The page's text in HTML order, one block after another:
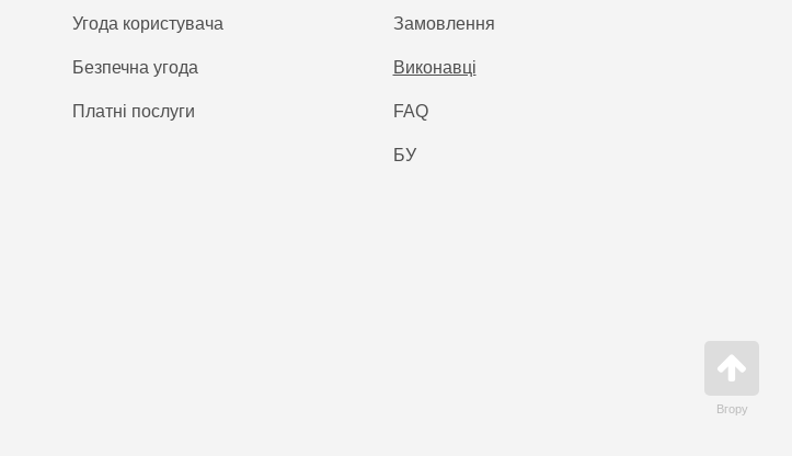
Вгору
Угода користувача
Безпечна угода
Платнi послуги
Замовлення
Виконавці
FAQ
БУ